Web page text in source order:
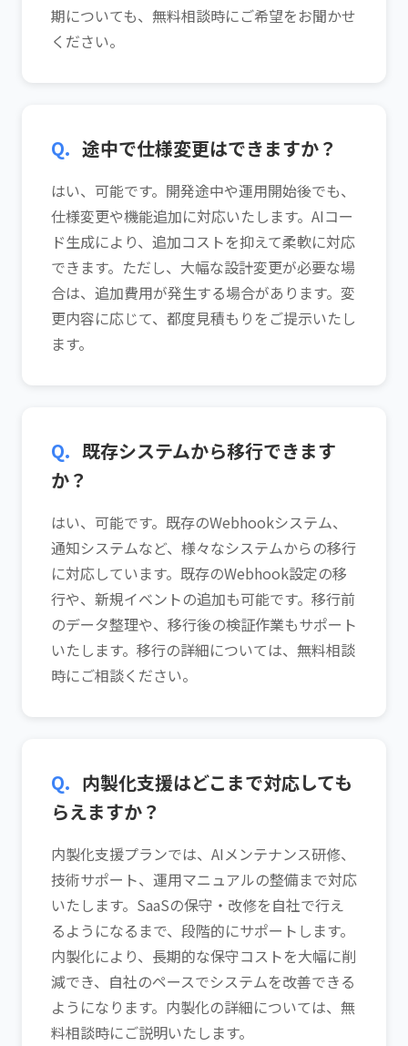
期についても、無料相談時にご希望をお聞かせ
ください。
Q. 途中で仕様変更はできますか？
はい、可能です。開発途中や運用開始後でも、
仕様変更や機能追加に対応いたします。AIコー
ド生成により、追加コストを抑えて柔軟に対応
できます。ただし、大幅な設計変更が必要な場
合は、追加費用が発生する場合があります。変
更内容に応じて、都度見積もりをご提示いたし
ます。
Q. 既存システムから移行できます
か？
はい、可能です。既存のWebhookシステム、
通知システムなど、様々なシステムからの移行
に対応しています。既存のWebhook設定の移
行や、新規イベントの追加も可能です。移行前
のデータ整理や、移行後の検証作業もサポート
いたします。移行の詳細については、無料相談
時にご相談ください。
Q. 内製化支援はどこまで対応しても
らえますか？
内製化支援プランでは、AIメンテナンス研修、
技術サポート、運用マニュアルの整備まで対応
いたします。SaaSの保守・改修を自社で行え
るようになるまで、段階的にサポートします。
内製化により、長期的な保守コストを大幅に削
減でき、自社のペースでシステムを改善できる
ようになります。内製化の詳細については、無
料相談時にご説明いたします。